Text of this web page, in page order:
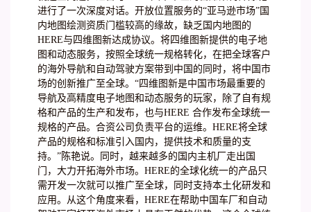
进行了一次深度对话。开放位置服务的“亚马逊市场”国
内地图绘测资质门槛较高的缘故，缺乏国内地图的
HERE与四维图新达成协议。将四维图新提供的电子地
图和动态服务，按照全球统一规格转化，在把全球客户
的海外导航和自动驾驶方案带到中国的同时，将中国市
场的创新推广至全球。“四维图新是中国市场最重要的
导航及高精度电子地图和动态服务的玩家，除了自有规
格和产品的生产和发布，也与HERE 合作发布全球统一
规格的产品。合资公司负责平台的运维。HERE将全球
产品的规格和标准引入国内，提供技术和质量的支
持。”陈艳说。同时，越来越多的国内主机厂走出国
门，大力开拓海外市场。HERE的全球化统一的产品只
需开发一次就可以推广至全球，同时支持本土化研发和
应用。从这个角度来看，HERE在帮助中国车厂和自动